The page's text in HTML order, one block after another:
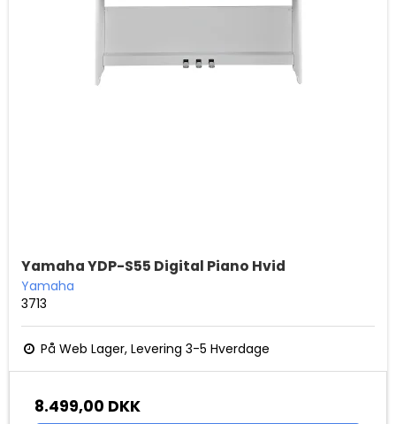
Yamaha YDP-S55 Digital Piano Hvid
Yamaha
3713
På Web Lager, Levering 3-5 Hverdage
8.499,00 DKK